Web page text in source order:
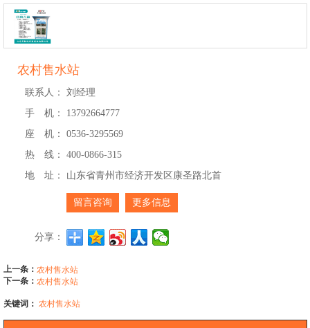
农村售水站
联系人：
刘经理
手 机：
13792664777
座 机：
0536-3295569
热 线：
400-0866-315
地 址：
山东省青州市经济开发区康圣路北首
留言咨询 更多信息
分享：
上一条： 农村售水站
下一条： 农村售水站
关键词： 农村售水站